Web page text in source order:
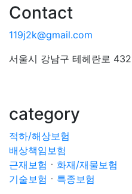
Contact
119j2k@gmail.com
서울시 강남구 테헤란로
category
적하/해상보험
배상책임보험
근재보험 ㆍ 화재/재물보험
기술보험 ㆍ 특종보험